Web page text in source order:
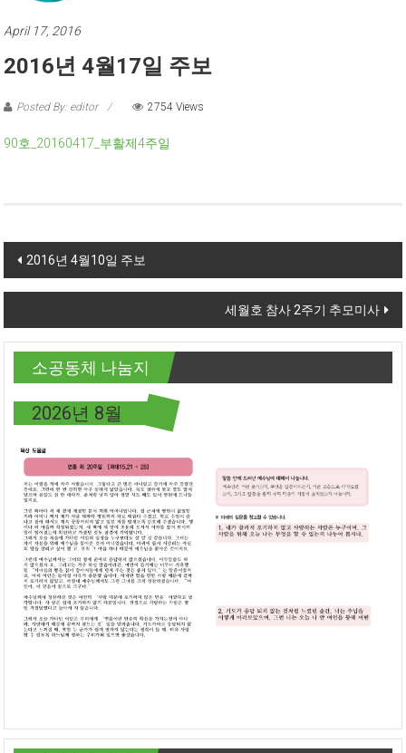
April 17, 2016
2016년 4월17일 주보
Posted By: editor 2754 Views
90호_20160417_부활제4주일
Post navigation
2016년 4월10일 주보
세월호 참사 2주기 추모미사
소공동체 나눔지
2026년 8월